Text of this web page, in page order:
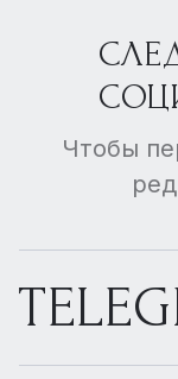
Чтобы